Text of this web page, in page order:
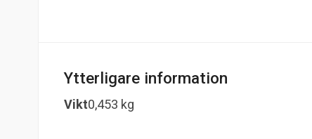
Ytterligare information
Vikt0,453 kg